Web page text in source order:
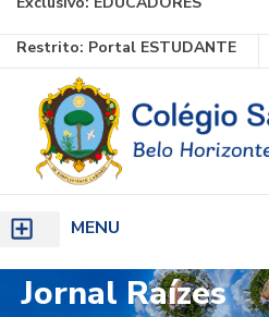
para
conteúdo
Restrito: Portal ESTUDANTE
MENU
Jornal Raízes